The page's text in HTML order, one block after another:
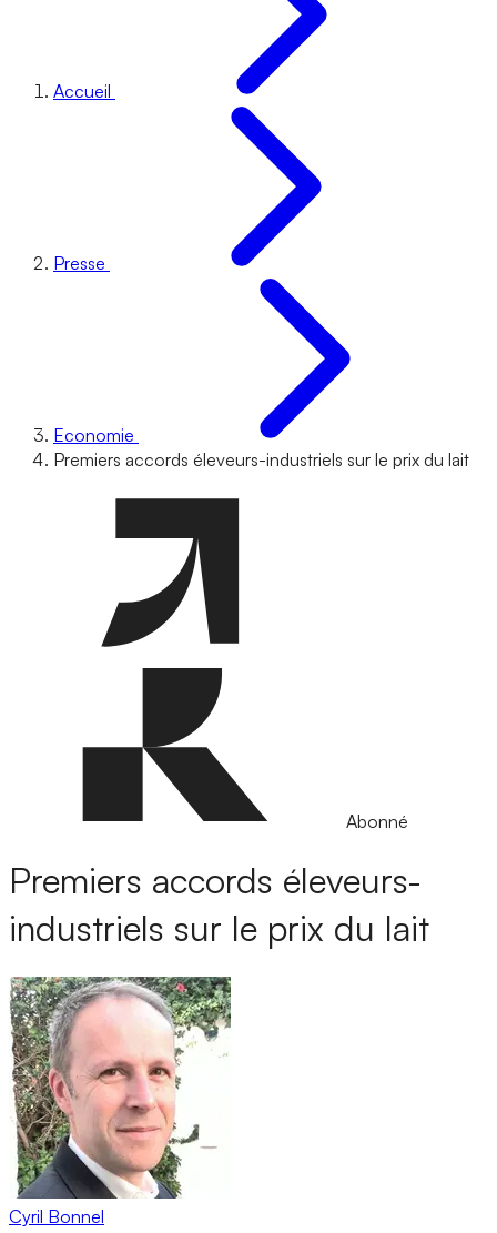
Accueil
Presse
Economie
Premiers accords éleveurs-industriels sur le prix du lait
Abonné
Premiers accords éleveurs-
industriels sur le prix du lait
Cyril Bonnel